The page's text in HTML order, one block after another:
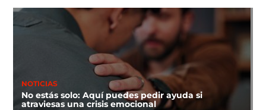
NOTICIAS
No estás solo: Aquí puedes pedir ayuda si
atraviesas una crisis emocional